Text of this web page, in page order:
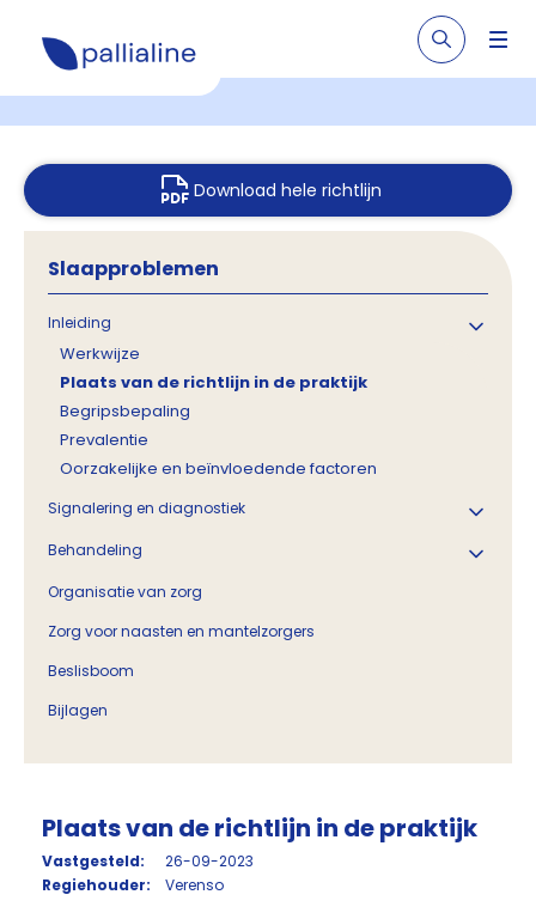
Download hele richtlijn
Slaapproblemen
Inleiding
Werkwijze
Plaats van de richtlijn in de praktijk
Begripsbepaling
Prevalentie
Oorzakelijke en beïnvloedende factoren
Signalering en diagnostiek
Behandeling
Organisatie van zorg
Zorg voor naasten en mantelzorgers
Beslisboom
Bijlagen
Plaats van de richtlijn in de praktijk
Vastgesteld:
26-09-2023
Regiehouder:
Verenso